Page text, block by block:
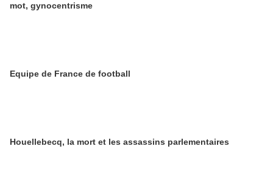
mot, gynocentrisme
Equipe de France de football
Houellebecq, la mort et les assassins parlementaires